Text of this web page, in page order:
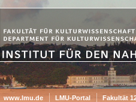
www.lmu.de LMU-Portal Fakultät